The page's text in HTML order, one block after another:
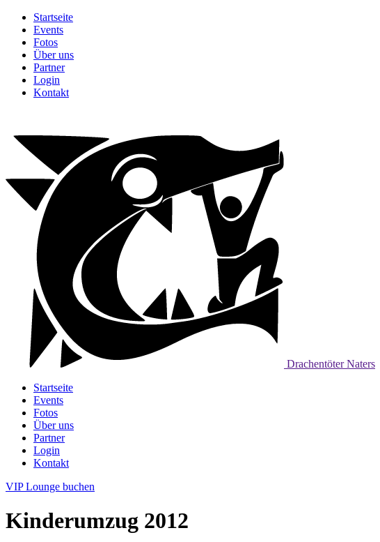
Startseite
Events
Fotos
Über uns
Partner
Login
Kontakt
Drachentöter Naters
Startseite
Events
Fotos
Über uns
Partner
Login
Kontakt
VIP Lounge buchen
Kinderumzug 2012